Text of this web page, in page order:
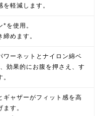
軽減します。
を使用。
めます。
ワーネットとナイロン綿ベ
効果的にお腹を押さえ、す
ギャザーがフィット感を高
す。